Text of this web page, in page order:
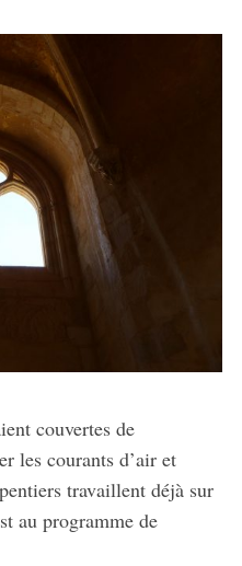
couvertes de
les courants d’air et
travaillent déjà sur
au programme de